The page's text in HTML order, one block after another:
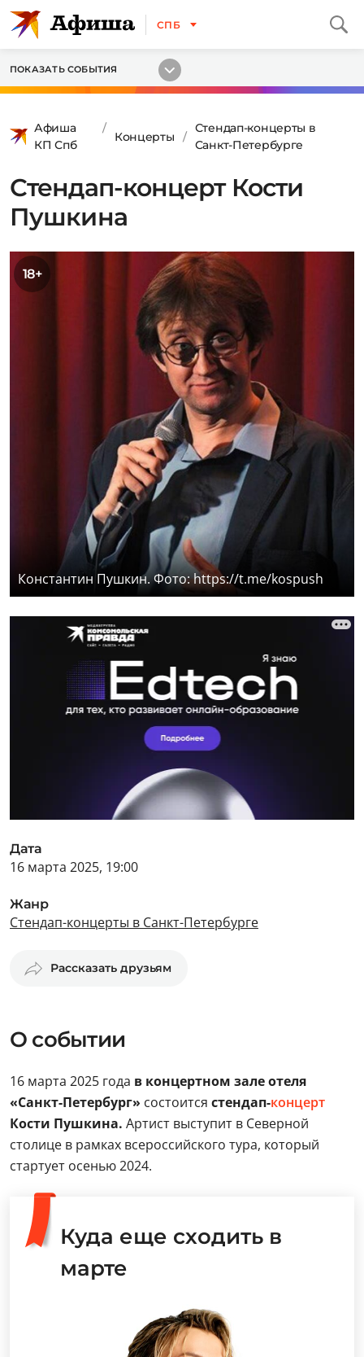
СПБ
ПОКАЗАТЬ СОБЫТИЯ
Афиша
КП Спб
Концерты
Стендап-концерты в
Санкт-Петербурге
Стендап-концерт Кости
Пушкина
18+
Константин Пушкин. Фото: https://t.me/kospush
Дата
16 марта 2025, 19:00
Жанр
Стендап-концерты в Санкт-Петербурге
Рассказать друзьям
О событии
16 марта 2025 года в концертном зале отеля
«Санкт-Петербург» состоится стендап-концерт
Кости Пушкина. Артист выступит в Северной
столице в рамках всероссийского тура, который
стартует осенью 2024.
Куда еще сходить в
марте